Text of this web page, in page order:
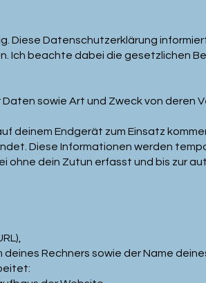
Diese Datenschutzerklärung
Ich beachte dabei die gesetzlichen
sowie Art und Zweck von deren
deinem Endgerät zum Einsatz
Diese Informationen werden
ohne dein Zutun erfasst und bis zur
Rechners sowie der Name